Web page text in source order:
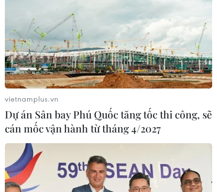
TIN CÙNG CHUYÊN MỤC
Cộng hòa Dân chủ Congo ghi nhận
vietnamplus.vn
Dự án Sân bay Phú Quốc tăng tốc thi công, sẽ
cán mốc vận hành từ tháng 4/2027